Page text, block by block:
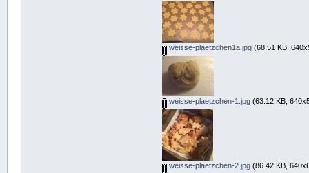
weisse-plaetzchen1a.jpg(68.51 KB,
weisse-plaetzchen-1.jpg(63.12 KB,
weisse-plaetzchen-2.jpg(86.42 KB,